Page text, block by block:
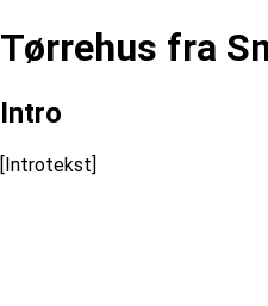
Tørrehus fra
Intro
[Introtekst]